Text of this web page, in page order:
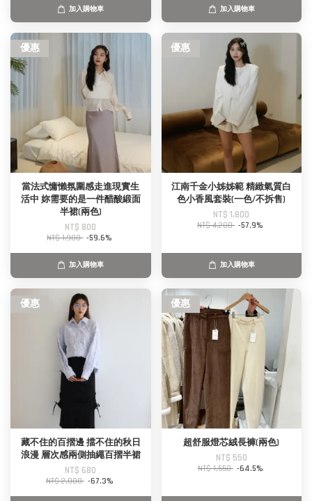
加入購物車 加入購物車
優惠
當法式慵懶氛圍感走進現實生
活中 妳需要的是一件醋酸緞面
半裙(兩色)
NT$ 800
NT$ 1,980 -59.6%
加入購物車
優惠
江南千金小姊姊範 精緻氣質白
色小香風套裝(一色/不拆售)
NT$ 1,800
NT$ 4,280 -57.9%
加入購物車
優惠
藏不住的百摺邊 擋不住的秋日
浪漫 層次感兩側抽繩百摺半裙
NT$ 680
NT$ 2,080 -67.3%
優惠
超舒服燈芯絨長褲(兩色)
NT$ 550
NT$ 1,550 -64.5%